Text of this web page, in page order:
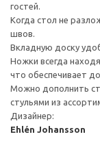
гостей.
Когда стол не
швов.
Вкладную доску
Ножки всегда
что обеспечивает
Можно дополнить
стульями из
Дизайнер:
Ehlén Johansson